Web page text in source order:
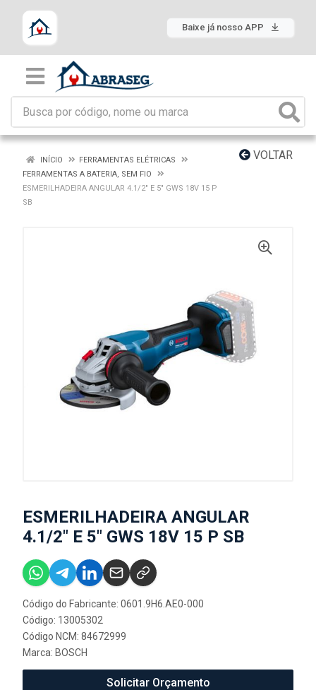
Baixe já nosso APP
VOLTAR
INÍCIO
FERRAMENTAS ELÉTRICAS
FERRAMENTAS A BATERIA, SEM FIO
ESMERILHADEIRA ANGULAR 4.1/2" E 5" GWS 18V 15 P
SB
ESMERILHADEIRA ANGULAR
4.1/2" E 5" GWS 18V 15 P SB
Código do Fabricante: 0601.9H6.AE0-000
Código: 13005302
Código NCM: 84672999
Marca: BOSCH
Solicitar Orçamento